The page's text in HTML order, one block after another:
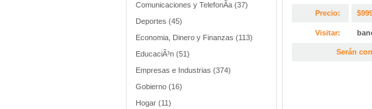
Comunicaciones y TelefonÃ­a (37)
Deportes (45)
Economia, Dinero y Finanzas (113)
EducaciÃ³n (51)
Empresas e Industrias (374)
Gobierno (16)
Hogar (11)
Precio:
Visitar:
Serán